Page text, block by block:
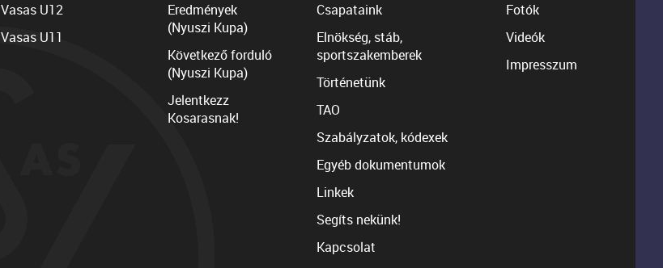
Vasas U12
Vasas U11
Eredmények
(Nyuszi Kupa)
Következő forduló
(Nyuszi Kupa)
Jelentkezz
Kosarasnak!
Csapataink
Elnökség, stáb,
sportszakemberek
Történetünk
TAO
Szabályzatok, kódexek
Egyéb dokumentumok
Linkek
Segíts nekünk!
Kapcsolat
Fotók
Videók
Impresszum